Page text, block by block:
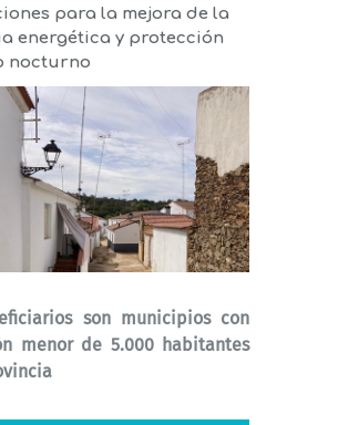
para la mejora de la
energética y protección
nocturno
son municipios con
menor de 5.000 habitantes